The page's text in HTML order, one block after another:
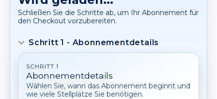
Schließen Sie die Schritte ab, um Ihr Abonnement für
den Checkout vorzubereiten.
Schritt 1 - Abonnementdetails
SCHRITT 1
Abonnementdetails
Wählen Sie, wann das Abonnement beginnt und
wie viele Stellplätze Sie benötigen.